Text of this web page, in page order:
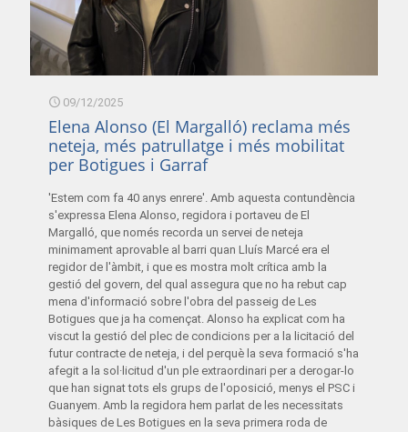
09/12/2025
Elena Alonso (El Margalló) reclama més
neteja, més patrullatge i més mobilitat
per Botigues i Garraf
'Estem com fa 40 anys enrere'. Amb aquesta contundència
s'expressa Elena Alonso, regidora i portaveu de El
Margalló, que només recorda un servei de neteja
minimament aprovable al barri quan Lluís Marcé era el
regidor de l'àmbit, i que es mostra molt crítica amb la
gestió del govern, del qual assegura que no ha rebut cap
mena d'informació sobre l'obra del passeig de Les
Botigues que ja ha començat. Alonso ha explicat com ha
viscut la gestió del plec de condicions per a la licitació del
futur contracte de neteja, i del perquè la seva formació s'ha
afegit a la sol·licitud d'un ple extraordinari per a derogar-lo
que han signat tots els grups de l'oposició, menys el PSC i
Guanyem. Amb la regidora hem parlat de les necessitats
bàsiques de Les Botigues en la seva primera roda de